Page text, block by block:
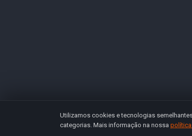
Utilizamos cookies e tecnologias
categorias. Mais informação na nossa